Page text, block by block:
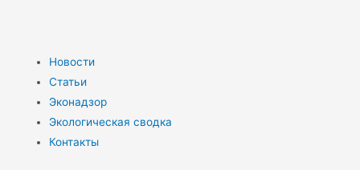
Новости
Статьи
Эконадзор
Экологическая сводка
Контакты